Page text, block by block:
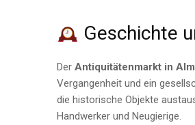
Geschichte
DerAntiquitätenmarkt in
Vergangenheit und ein
die historische Objekte
Handwerker und Neugierige.